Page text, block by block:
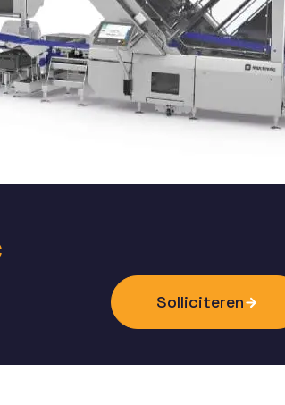
Solliciteren